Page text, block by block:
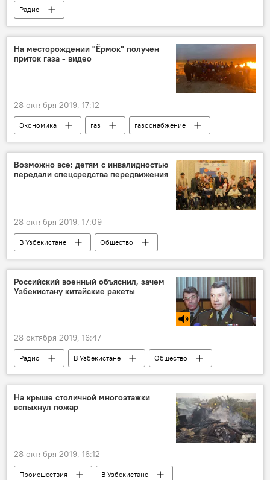
Радио
На месторождении "Ёрмок" получен
приток газа - видео
28 октября 2019, 17:12
Экономика газ газоснабжение
Возможно все: детям с инвалидностью
передали спецсредства передвижения
28 октября 2019, 17:09
В Узбекистане
Общество
благотворительность
Узбекистан
Российский военный объяснил, зачем
Узбекистану китайские ракеты
28 октября 2019, 16:47
Радио В Узбекистане
Общество
КНР
Узбекистан
ПВО
Ракеты
Минобороны Узбекистана
На крыше столичной многоэтажки
вспыхнул пожар
28 октября 2019, 16:12
Происшествия
В Узбекистане